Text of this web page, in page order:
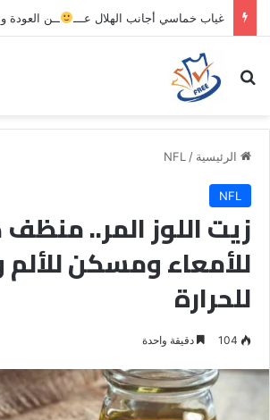
غياب خماسي أجانب الهلال عـــ ــن العودة ومغادرة
بحث عن
الرئيسية /
NFL
NFL
زيت اللوز المر..
للأمعاء ومسكن
للحرارة
104 دقيقة واحدة